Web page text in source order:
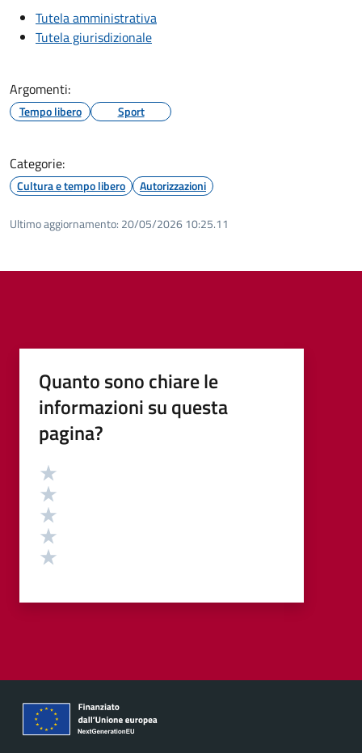
Tutela amministrativa
Tutela giurisdizionale
Argomenti:
Tempo libero Sport
Categorie:
Cultura e tempo libero Autorizzazioni
Ultimo aggiornamento: 20/05/2026 10:25.11
Quanto sono chiare le
informazioni su questa
pagina?
Valutazione